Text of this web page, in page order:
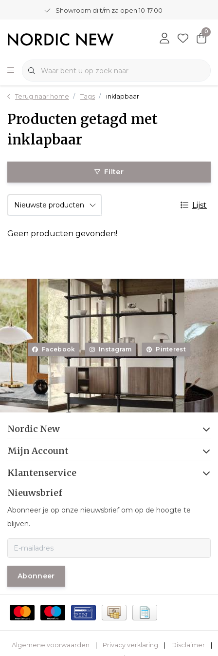
Showroom di t/m za open 10-17.00
0
Terug naar home Tags inklapbaar
Producten getagd met
inklapbaar
Filter
Lijst
Geen producten gevonden!
Facebook Instagram Pinterest
Nordic New
Mijn Account
Klantenservice
Nieuwsbrief
Abonneer je op onze nieuwsbrief om op de hoogte te
blijven.
Abonneer
Algemene voorwaarden Privacy verklaring Disclaimer